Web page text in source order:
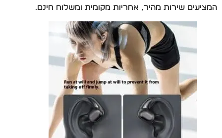
המציעים שירות מהיר, אחריות מקומית ומשלוח חינם.